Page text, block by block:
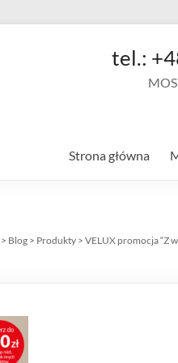
tel.:
Strona główna
> Blog > Produkty > VELUX promocja “Z